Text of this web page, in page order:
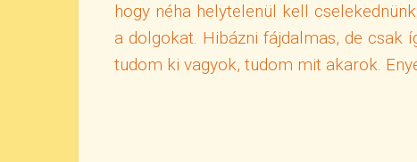
hogy néha helytelenül kell
a dolgokat. Hibázni fájdalmas, de csak
tudom ki vagyok, tudom mit akarok.